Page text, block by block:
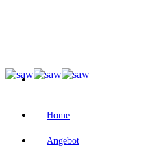
Home
Angebot